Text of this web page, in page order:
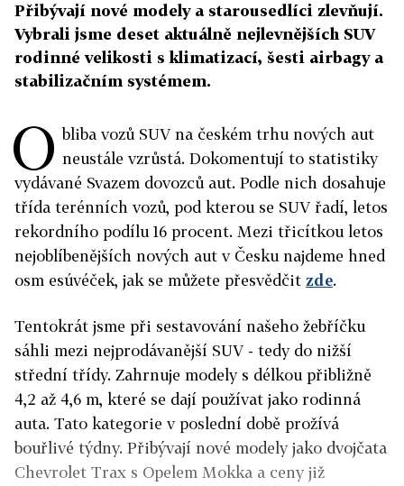
Přibývají nové modely a starousedlíci zlevňují.
Vybrali jsme deset aktuálně nejlevnějších SUV
rodinné velikosti s klimatizací, šesti airbagy a
stabilizačním systémem.
O bliba vozů SUV na českém trhu nových aut
neustále vzrůstá. Dokomentují to statistiky
vydávané Svazem dovozců aut. Podle nich dosahuje
třída terénních vozů, pod kterou se SUV řadí, letos
rekordního podílu 16 procent. Mezi třicítkou letos
nejoblíbenějších nových aut v Česku najdeme hned
osm esúvéček, jak se můžete přesvědčit zde.
Tentokrát jsme při sestavování našeho žebříčku
sáhli mezi nejprodávanější SUV - tedy do nižší
střední třídy. Zahrnuje modely s délkou přibližně
4,2 až 4,6 m, které se dají používat jako rodinná
auta. Tato kategorie v poslední době prožívá
bouřlivé týdny. Přibývají nové modely jako dvojčata
Chevrolet Trax s Opelem Mokka a ceny již